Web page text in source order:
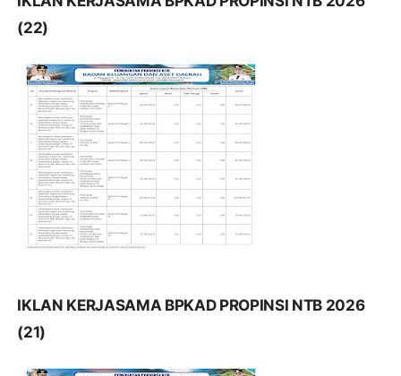
(22)
IKLAN KERJASAMA BPKAD PROPINSI NTB 2026
(21)